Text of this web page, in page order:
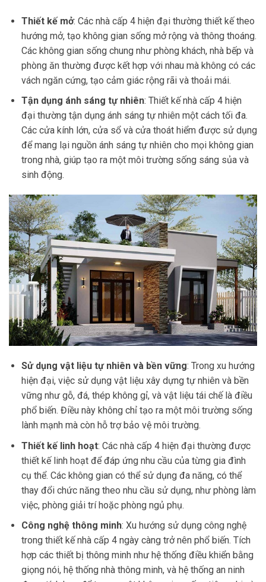
Thiết kế mở: Các nhà cấp 4 hiện đại thường thiết kế theo
hướng mở, tạo không gian sống mở rộng và thông thoáng.
Các không gian sống chung như phòng khách, nhà bếp và
phòng ăn thường được kết hợp với nhau mà không có các
vách ngăn cứng, tạo cảm giác rộng rãi và thoải mái.
Tận dụng ánh sáng tự nhiên: Thiết kế nhà cấp 4 hiện
đại thường tận dụng ánh sáng tự nhiên một cách tối đa.
Các cửa kính lớn, cửa sổ và cửa thoát hiểm được sử dụng
để mang lại nguồn ánh sáng tự nhiên cho mọi không gian
trong nhà, giúp tạo ra một môi trường sống sáng sủa và
sinh động.
Sử dụng vật liệu tự nhiên và bền vững: Trong xu hướng
hiện đại, việc sử dụng vật liệu xây dựng tự nhiên và bền
vững như gỗ, đá, thép không gỉ, và vật liệu tái chế là điều
phổ biến. Điều này không chỉ tạo ra một môi trường sống
lành mạnh mà còn hỗ trợ bảo vệ môi trường.
Thiết kế linh hoạt: Các nhà cấp 4 hiện đại thường được
thiết kế linh hoạt để đáp ứng nhu cầu của từng gia đình
cụ thể. Các không gian có thể sử dụng đa năng, có thể
thay đổi chức năng theo nhu cầu sử dụng, như phòng làm
việc, phòng giải trí hoặc phòng ngủ phụ.
Công nghệ thông minh: Xu hướng sử dụng công nghệ
trong thiết kế nhà cấp 4 ngày càng trở nên phổ biến. Tích
hợp các thiết bị thông minh như hệ thống điều khiển bằng
giọng nói, hệ thống nhà thông minh, và hệ thống an ninh